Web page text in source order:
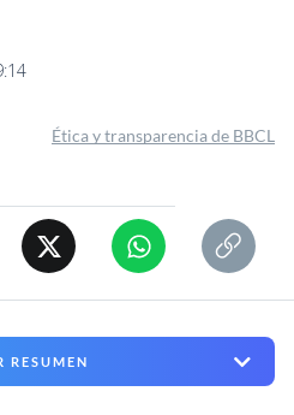
Ética y transparencia de BBCL
RESUMEN